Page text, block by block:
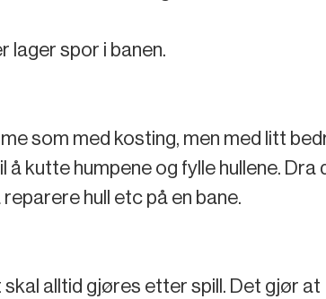
lager spor i banen.
som med kosting, men med litt
å kutte humpene og fylle hullene. Dra
hull etc på en bane.
alltid gjøres etter spill. Det gjør at